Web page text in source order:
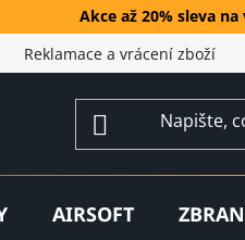
Akce až 20% sleva
Reklamace a vrácení zboží
AIRSOFT